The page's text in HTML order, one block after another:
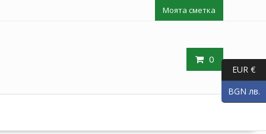
Моята сметка
0
EUR €
BGN лв.